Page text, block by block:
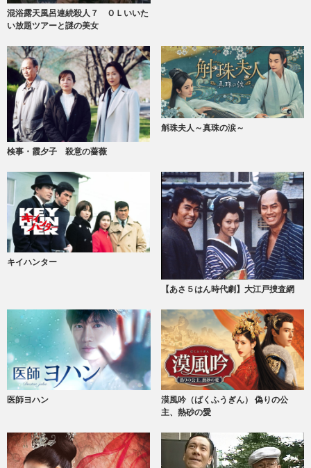
混浴露天風呂連続殺人７ ＯＬいいた
い放題ツアーと謎の美女
検事・霞夕子 殺意の薔薇
斛珠夫人～真珠の涙～
キイハンター
【あさ５はん時代劇】大江戸捜査網
医師ヨハン
漠風吟（ばくふうぎん） 偽りの公
主、熱砂の愛